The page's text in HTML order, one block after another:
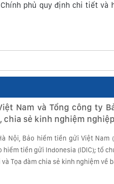
phủ quy định chi tiết và
Nam và Tổng công ty
chia sẻ kinh nghiệm
Nội, Bảo hiểm tiền gửi Việt Nam
hiểm tiền gửi Indonesia (IDIC); tổ
Tọa đàm chia sẻ kinh nghiệm về